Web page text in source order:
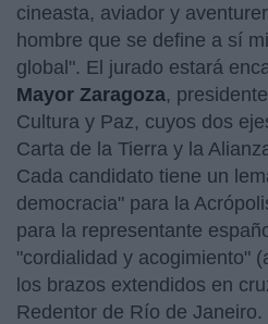
cineasta, aviador y
hombre que se define a sí
global". El jurado estará
Mayor Zaragoza,
Cultura y Paz, cuyos dos
Carta de la Tierra y la
Cada candidato tiene un
democracia" para la
para la representante
"cordialidad y acogimiento"
los brazos extendidos en
Redentor de Río de Janeiro.